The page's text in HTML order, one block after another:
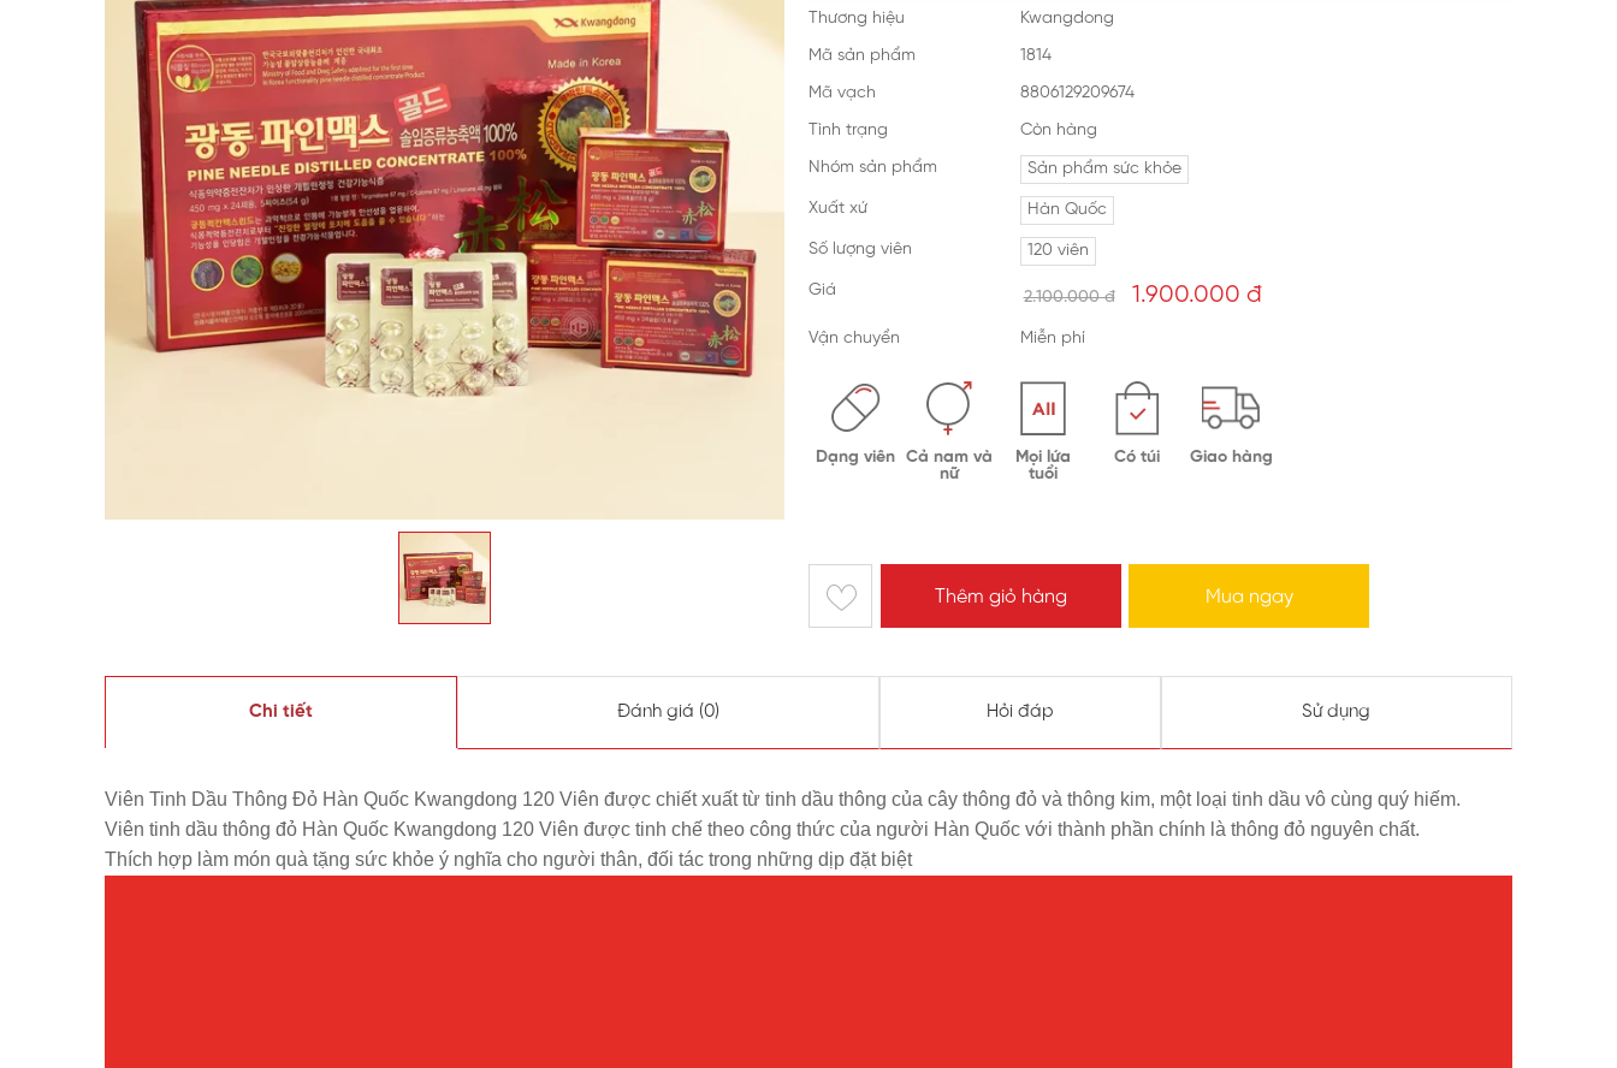
Dạng viên Cả nam và
nữ
Mọi lứa
tuổi
Có túi Giao hàng
Thương hiệu Kwangdong
Mã sản phẩm 1814
Mã vạch 8806129209674
Tình trạng Còn hàng
Nhóm sản phẩm Sản phẩm sức khỏe
Xuất xứ Hàn Quốc
Số lượng viên 120 viên
Giá 2.100.000 đ 1.900.000 đ
Vận chuyển Miễn phí
Thêm giỏ hàng Mua ngay
Chi tiết Đánh giá (0) Hỏi đáp Sử dụng
Viên Tinh Dầu Thông Đỏ Hàn Quốc Kwangdong 120 Viên được chiết xuất từ tinh dầu thông của cây thông đỏ và thông kim, một loại tinh dầu vô cùng quý hiếm.
Viên tinh dầu thông đỏ Hàn Quốc Kwangdong 120 Viên được tinh chế theo công thức của người Hàn Quốc với thành phần chính là thông đỏ nguyên chất.
Thích hợp làm món quà tặng sức khỏe ý nghĩa cho người thân, đối tác trong những dịp đặt biệt
Trà sâm Hàn Quốc
Bột sâm Hàn Quốc
Kẹo sâm Hàn Quốc
Vỏ bình ngâm sâm
Mỹ phẩm hồng sâm